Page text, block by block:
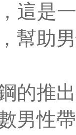
，這是
幫助
的推
男性